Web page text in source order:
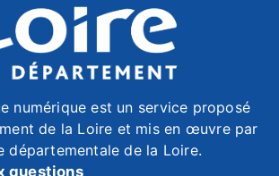
numérique est un service proposé
de la Loire et mis en œuvre par
départementale de la Loire.
questions